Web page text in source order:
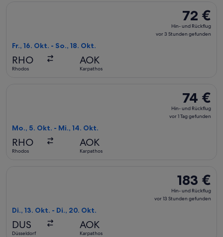
72 €
Hin-
und
72 €
Hin- und Rückflug
vor 3 Stunden gefunden
Fr., 16. Okt. - So., 18. Okt.
RHO
Rhodos
AOK
Karpathos
74 €
Hin-
und
74 €
Hin- und Rückflug
vor 1 Tag gefunden
Mo., 5. Okt. - Mi., 14. Okt.
RHO
Rhodos
AOK
Karpathos
183 €
Hin-
und
183 €
Hin- und Rückflug
vor 13 Stunden gefunden
Di., 13. Okt. - Di., 20. Okt.
DUS
Düsseldorf
AOK
Karpathos